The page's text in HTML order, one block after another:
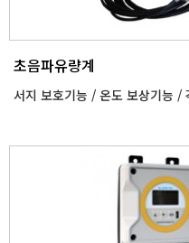
초음파유량계
서지 보호기능 / 온도 보상기능 /